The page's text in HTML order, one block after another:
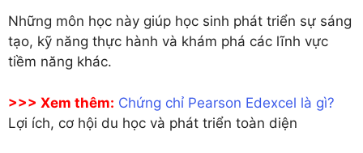
Những môn học này giúp học sinh phát triển sự sáng
tạo, kỹ năng thực hành và khám phá các lĩnh vực
tiềm năng khác.
>>> Xem thêm: Chứng chỉ Pearson Edexcel là gì?
Lợi ích, cơ hội du học và phát triển toàn diện